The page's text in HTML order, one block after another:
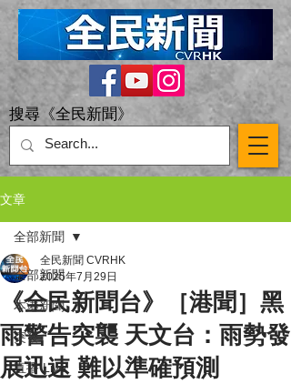
搜尋《全民新聞》
文章
全部新聞
本港新聞
突發
直播 Live
全部新聞
《全民新聞台》［港聞］黑
雨警告突襲 天文台：雨勢發
展迅速 難以準確預測
全民新聞 CVRHK
2025年7月29日